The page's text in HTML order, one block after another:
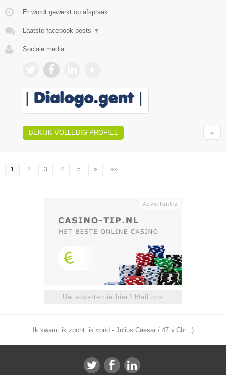
Er wordt gewerkt op afspraak.
Laatste facebook posts ▼
Sociale media:
BEKIJK VOLLEDIG PROFIEL
1 2 3 4 5 » »»
Uw advertentie hier? Mail ons
Ik kwam, ik zocht, ik vond - Julius Caesar / 47 v.Chr. ;)